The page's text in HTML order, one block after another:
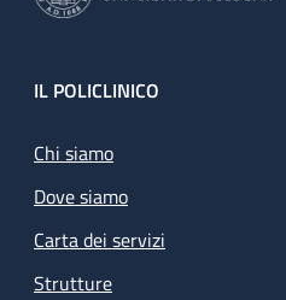
Footer
IL POLICLINICO
Chi siamo
Dove siamo
Carta dei servizi
Strutture